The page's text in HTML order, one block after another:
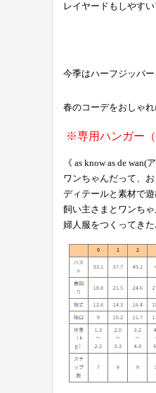
レイヤードもしやす
今季はハーフジッパ
春のコーデをおしゃ
※専用ハンガー（
《 as know as de wan(
ワンちゃんだって、
ディテールと素材で
飼い主さまとワンち
婦人服をつくってきた